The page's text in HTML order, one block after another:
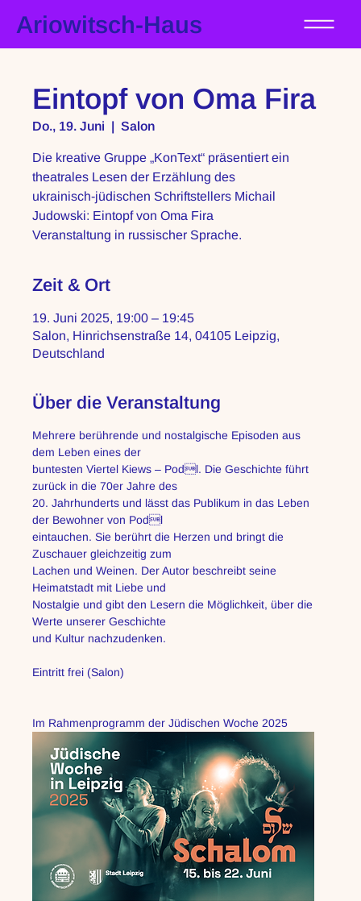
Ariowitsch-Haus
Eintopf von Oma Fira
Do., 19. Juni
  |
Salon
Die kreative Gruppe „KonText“ präsentiert ein
theatrales Lesen der Erzählung des
ukrainisch-jüdischen Schriftstellers Michail
Judowski: Eintopf von Oma Fira
Zeit & Ort
19. Juni 2025, 19:00 – 19:45
Salon, Hinrichsenstraße 14, 04105 Leipzig,
Deutschland
Über die Veranstaltung
Mehrere berührende und nostalgische Episoden aus
dem Leben eines der
buntesten Viertel Kiews – Podl. Die Geschichte führt
zurück in die 70er Jahre des
20. Jahrhunderts und lässt das Publikum in das Leben
der Bewohner von Podl
eintauchen. Sie berührt die Herzen und bringt die
Zuschauer gleichzeitig zum
Lachen und Weinen. Der Autor beschreibt seine
Heimatstadt mit Liebe und
Nostalgie und gibt den Lesern die Möglichkeit, über die
Werte unserer Geschichte
und Kultur nachzudenken.
Eintritt frei (Salon)
Im Rahmenprogramm der Jüdischen Woche 2025